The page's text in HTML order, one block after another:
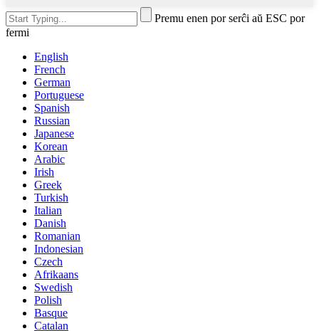
Premu enen por serĉi aŭ ESC por
fermi
English
French
German
Portuguese
Spanish
Russian
Japanese
Korean
Arabic
Irish
Greek
Turkish
Italian
Danish
Romanian
Indonesian
Czech
Afrikaans
Swedish
Polish
Basque
Catalan